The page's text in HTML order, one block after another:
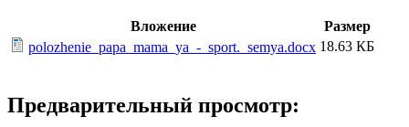
Вложение
Размер
polozhenie_papa_mama_ya_-_sport._semya.docx 18.63 КБ
Предварительный просмотр: